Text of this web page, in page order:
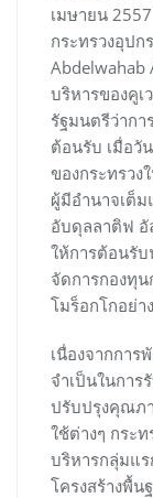
เมษายน
กระทรวงอุป
Abdelwahab
บริหารของคู
รัฐมนตรีว่ากา
ต้อนรับ เมื่อวั
ของกระทรว
ผู้มีอำนาจเต็
อับดุลลาติฟ อั
ให้การต้อนรับ
จัดการกองทุน
โมร็อกโกอย่า
เนื่องจากกา
จำเป็นในการ
ปรับปรุงคุณภ
ใช้ต่างๆ กระท
บริหารกลุ่มแ
โครงสร้างพื้น